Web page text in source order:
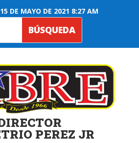
DE MAYO DE 2021 8:27 AM
PEREZ JR